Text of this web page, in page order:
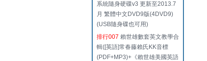
系統隨身硬碟v3 更新至2013.7
月 繁體中文DVD9版(4DVD9)
(USB隨身碟也可用)
排行007 賴世雄數套英文教學合
輯([英語]常春藤賴氏KK音標
(PDF+MP3)+《賴世雄美國英語